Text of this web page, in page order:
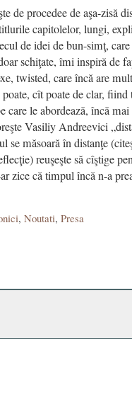
de procedee de aşa-zisă
capitolelor, lungi,
de idei de bun-simţ,
schiţate, îmi inspiră de
twisted, care încă are
cît poate de clar,
care le abordează, încă
Vasiliy Andreevici
măsoară în distanţe
reuşeşte să cîştige
zice că timpul încă n-a
, Noutati, Presa